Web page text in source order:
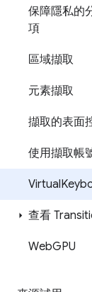
保障隱私的
項
區域擷取
元素擷取
擷取的表面
使用擷取帳
Virtual
查看
WebGPU